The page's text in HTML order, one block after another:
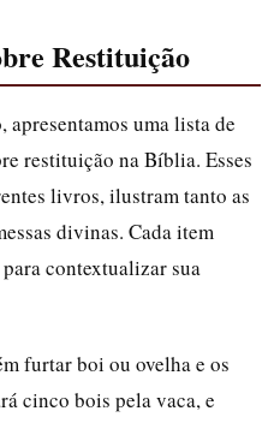
Restituição
uma lista de
restituição na Bíblia. Esses
livros, ilustram tanto as
divinas. Cada item
contextualizar sua
furtar boi ou ovelha e os
cinco bois pela vaca, e